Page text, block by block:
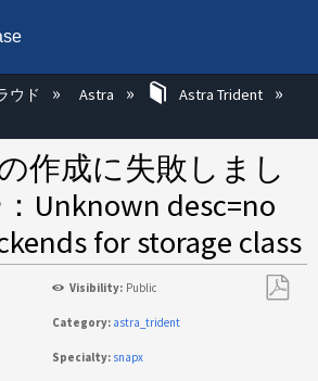
層を展開/折りたたむ
ウド Astra Astra Trident
作成に失敗しまし
Unknown desc=no
for storage class
Visibility: Public
Category: astra_trident
Specialty: snapx